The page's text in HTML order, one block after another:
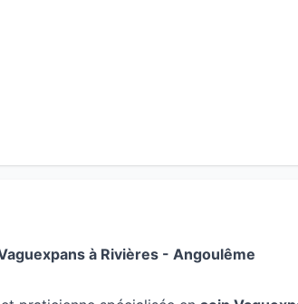
à Rivières - Angoulême